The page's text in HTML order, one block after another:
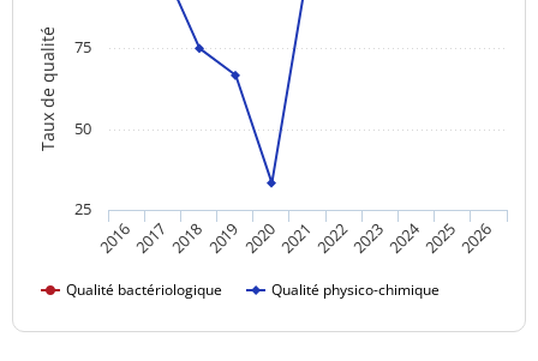
Taux de qualité
Qualité bactériologique Qualité physico-chimique
20162017 201820192020202120222023202420252026
25
50
75